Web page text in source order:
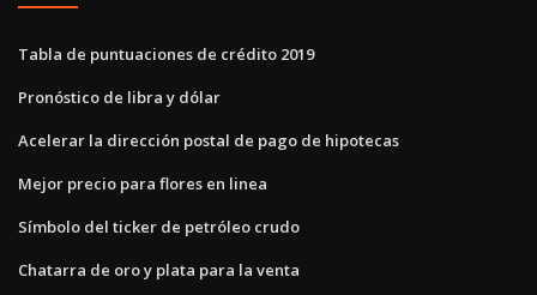
Tabla de puntuaciones de crédito 2019
Pronóstico de libra y dólar
Acelerar la dirección postal de pago de hipotecas
Mejor precio para flores en linea
Símbolo del ticker de petróleo crudo
Chatarra de oro y plata para la venta